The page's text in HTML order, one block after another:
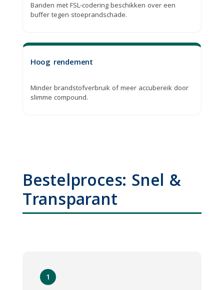
Banden met FSL-codering beschikken over een
buffer tegen stoeprandschade.
Hoog rendement
Minder brandstofverbruik of meer accubereik door
slimme compound.
Bestelproces: Snel &
Transparant
1